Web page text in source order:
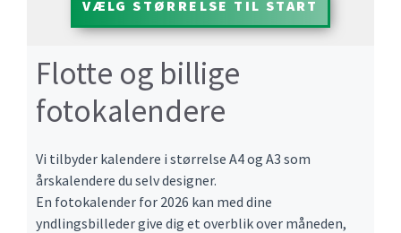
VÆLG STØRRELSE TIL START
Flotte og billige
fotokalendere
Vi tilbyder kalendere i størrelse A4 og A3 som
årskalendere du selv designer.
En fotokalender for 2026 kan med dine
yndlingsbilleder give dig et overblik over måneden,